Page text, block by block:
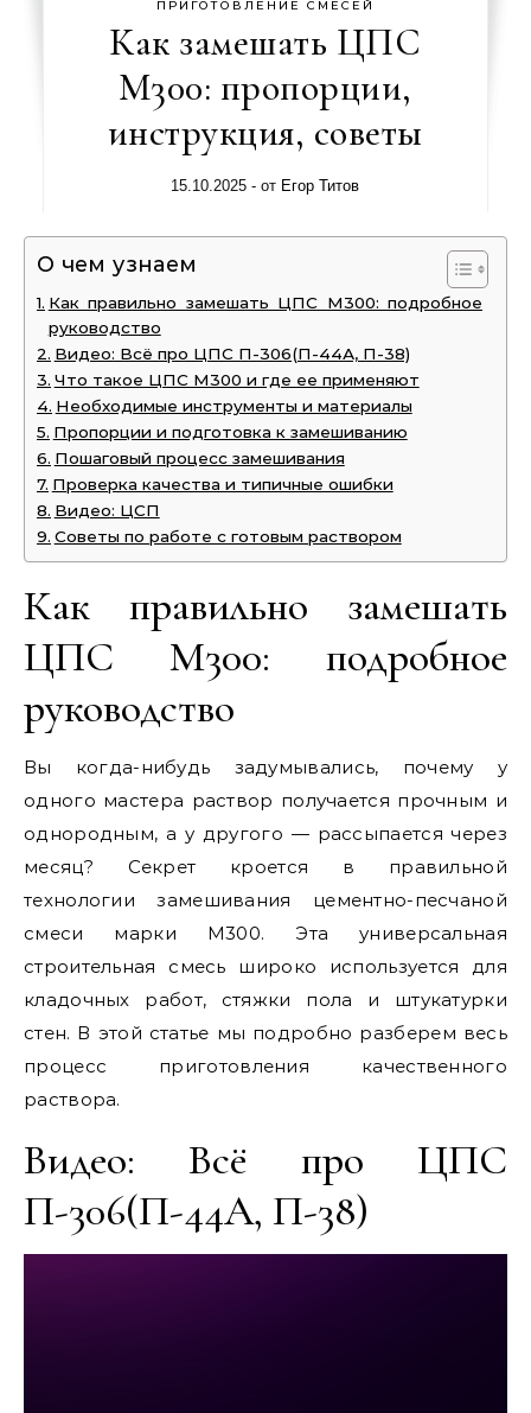
ПРИГОТОВЛЕНИЕ СМЕСЕЙ
Как замешать ЦПС
М300: пропорции,
инструкция, советы
15.10.2025 - от Егор Титов
О чем узнаем
Как правильно замешать ЦПС М300: подробное
руководство
Видео: Всё про ЦПС П-306(П-44А, П-38)
Что такое ЦПС М300 и где ее применяют
Необходимые инструменты и материалы
Пропорции и подготовка к замешиванию
Пошаговый процесс замешивания
Проверка качества и типичные ошибки
Видео: ЦСП
Советы по работе с готовым раствором
Как правильно замешать
ЦПС М300: подробное
руководство
Вы когда-нибудь задумывались, почему у
одного мастера раствор получается прочным и
однородным, а у другого — рассыпается через
месяц? Секрет кроется в правильной
технологии замешивания цементно-песчаной
смеси марки М300. Эта универсальная
строительная смесь широко используется для
кладочных работ, стяжки пола и штукатурки
стен. В этой статье мы подробно разберем весь
процесс приготовления качественного
раствора.
Видео: Всё про ЦПС
П-306(П-44А, П-38)